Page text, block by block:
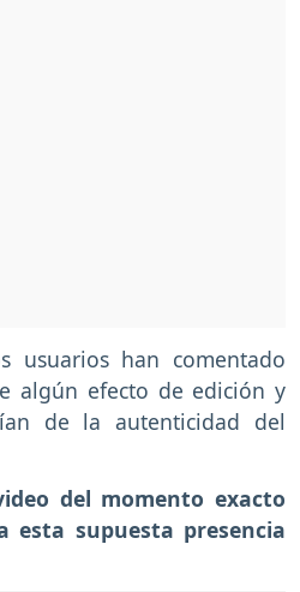
usuarios han comentado
algún efecto de edición y
de la autenticidad del
del momento exacto
esta supuesta presencia